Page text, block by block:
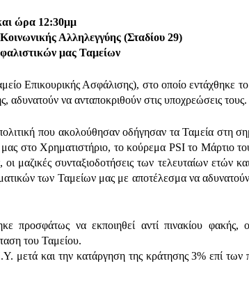
ώρα 12:30μμ
Αλληλεγγύης (Σταδίου 29)
μας Ταμείων
Επικουρικής Ασφάλισης), στο οποίο εντάχθηκε
να ανταποκριθούν στις υποχρεώσεις τους.
που ακολούθησαν οδήγησαν τα Ταμεία στη
στο Χρηματιστήριο, το κούρεμα PSI το Μάρτιο
συνταξιοδοτήσεις των τελευταίων ετών
των Ταμείων μας με αποτέλεσμα να
προσφάτως να εκποιηθεί αντί πινακίου φακής,
του Ταμείου.
μετά και την κατάργηση της κράτησης 3% επί των